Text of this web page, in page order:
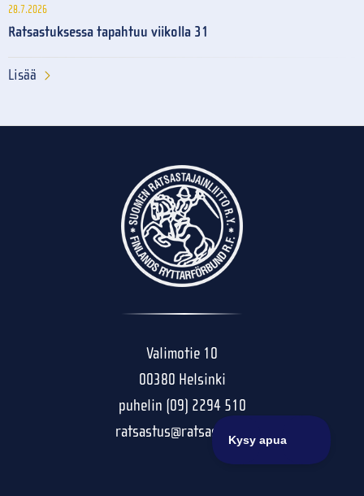
28.7.2026
Ratsastuksessa tapahtuu viikolla 31
Lisää
Valimotie 10
00380 Helsinki
puhelin (09) 2294 510
ratsastus@ratsastus.fi